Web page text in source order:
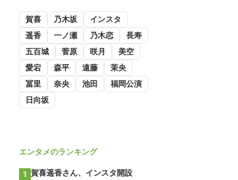
賀喜 乃木坂
インスタ
遥香
一ノ瀬 乃木恋
長寿
五百城
菅原 咲月
美空
愛宕
森平 遠藤
茉央
冨里
奈央 池田
福岡公演
日向坂
エンタメのランキング
1 賀喜遥香さん、インスタ開設